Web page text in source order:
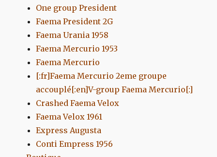
One group President
Faema President 2G
Faema Urania 1958
Faema Mercurio 1953
Faema Mercurio
[:fr]Faema Mercurio 2eme groupe
accouplé[:en]V-group Faema Mercurio[:]
Crashed Faema Velox
Faema Velox 1961
Express Augusta
Conti Empress 1956